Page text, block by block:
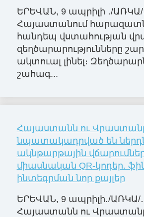
ԵՐԵՎԱՆ, 9 ապրիլի ․/ԱՌԿԱ/
Հայաստանում
հանդեպ վստահության
զեղծարարությունները
ակտուալ լինել։
շահագ...
Հայաստանն ու
նպատակադրված են
ակնթարթային
միասնական QR-կոդեր.
ինտեգրման նոր քայլեր
ԵՐԵՎԱՆ, 9 ապրիլի․/ԱՌԿԱ/․
Հայաստանն ու